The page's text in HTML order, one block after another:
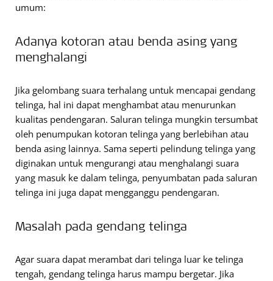
umum:
Adanya kotoran atau benda asing yang
menghalangi
Jika gelombang suara terhalang untuk mencapai gendang
telinga, hal ini dapat menghambat atau menurunkan
kualitas pendengaran. Saluran telinga mungkin tersumbat
oleh penumpukan kotoran telinga yang berlebihan atau
benda asing lainnya. Sama seperti pelindung telinga yang
diginakan untuk mengurangi atau menghalangi suara
yang masuk ke dalam telinga, penyumbatan pada saluran
telinga ini juga dapat mengganggu pendengaran.
Masalah pada gendang telinga
Agar suara dapat merambat dari telinga luar ke telinga
tengah, gendang telinga harus mampu bergetar. Jika